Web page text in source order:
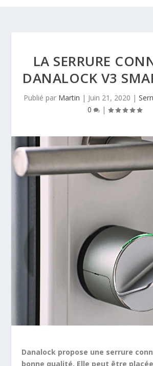
LA SERRURE
DANALOCK V3
Publié par Martin | Juin 21, 2020 |
0
|
Danalock propose une serrure
bonne qualité. Elle peut être